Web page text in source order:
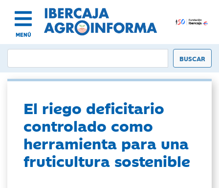
MENÚ
El riego deficitario
controlado como
herramienta para una
fruticultura sostenible